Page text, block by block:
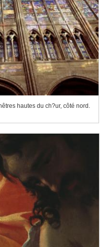
hautes du ch?ur, côté nord.